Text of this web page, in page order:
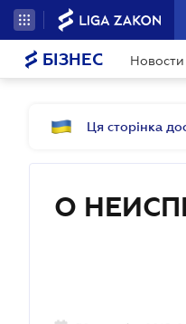
БІЗНЕС Новости
Ця сторінка
О